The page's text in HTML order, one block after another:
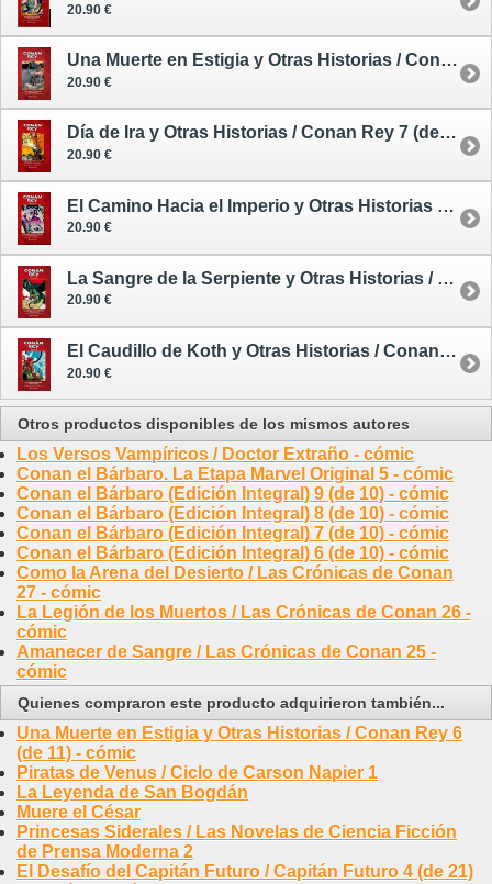
20.90 €
Una Muerte en Estigia y Otras Historias / Conan Rey 6 (de 11) - cómic
20.90 €
Día de Ira y Otras Historias / Conan Rey 7 (de 11) - cómic
20.90 €
El Camino Hacia el Imperio y Otras Historias / Conan Rey 8 (de 11) - cómic
20.90 €
La Sangre de la Serpiente y Otras Historias / Conan Rey 9 (de 11) - cómic
20.90 €
El Caudillo de Koth y Otras Historias / Conan Rey 10 (de 11) - cómic
20.90 €
Otros productos disponibles de los mismos autores
Los Versos Vampíricos / Doctor Extraño - cómic
Conan el Bárbaro. La Etapa Marvel Original 5 - cómic
Conan el Bárbaro (Edición Integral) 9 (de 10) - cómic
Conan el Bárbaro (Edición Integral) 8 (de 10) - cómic
Conan el Bárbaro (Edición Integral) 7 (de 10) - cómic
Conan el Bárbaro (Edición Integral) 6 (de 10) - cómic
Como la Arena del Desierto / Las Crónicas de Conan
27 - cómic
La Legión de los Muertos / Las Crónicas de Conan 26 -
cómic
Amanecer de Sangre / Las Crónicas de Conan 25 -
cómic
Quienes compraron este producto adquirieron también...
Una Muerte en Estigia y Otras Historias / Conan Rey 6
(de 11) - cómic
Piratas de Venus / Ciclo de Carson Napier 1
La Leyenda de San Bogdán
Muere el César
Princesas Siderales / Las Novelas de Ciencia Ficción
de Prensa Moderna 2
El Desafío del Capitán Futuro / Capitán Futuro 4 (de 21)